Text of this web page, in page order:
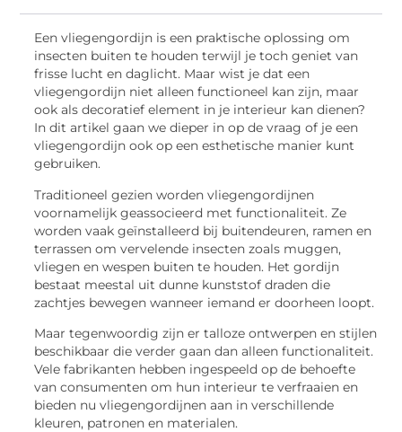
Een vliegengordijn is een praktische oplossing om
insecten buiten te houden terwijl je toch geniet van
frisse lucht en daglicht. Maar wist je dat een
vliegengordijn niet alleen functioneel kan zijn, maar
ook als decoratief element in je interieur kan dienen?
In dit artikel gaan we dieper in op de vraag of je een
vliegengordijn ook op een esthetische manier kunt
gebruiken.
Traditioneel gezien worden vliegengordijnen
voornamelijk geassocieerd met functionaliteit. Ze
worden vaak geïnstalleerd bij buitendeuren, ramen en
terrassen om vervelende insecten zoals muggen,
vliegen en wespen buiten te houden. Het gordijn
bestaat meestal uit dunne kunststof draden die
zachtjes bewegen wanneer iemand er doorheen loopt.
Maar tegenwoordig zijn er talloze ontwerpen en stijlen
beschikbaar die verder gaan dan alleen functionaliteit.
Vele fabrikanten hebben ingespeeld op de behoefte
van consumenten om hun interieur te verfraaien en
bieden nu vliegengordijnen aan in verschillende
kleuren, patronen en materialen.